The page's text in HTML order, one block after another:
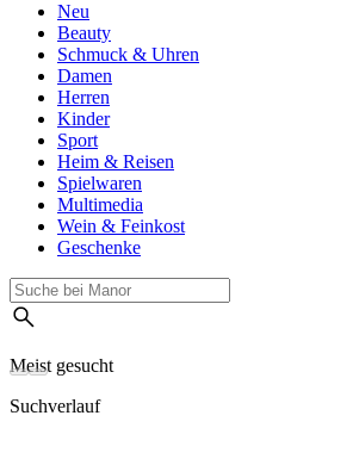
Neu
Beauty
Schmuck & Uhren
Damen
Herren
Kinder
Sport
Heim & Reisen
Spielwaren
Multimedia
Wein & Feinkost
Geschenke
Meist gesucht
Suchverlauf